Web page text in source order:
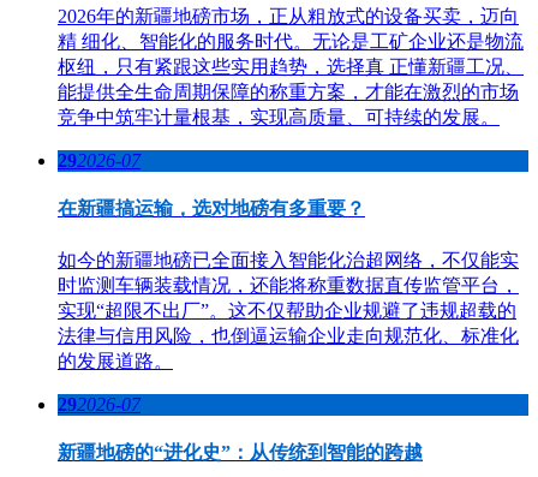
2026年的新疆地磅市场，正从粗放式的设备买卖，迈向
精 细化、智能化的服务时代。无论是工矿企业还是物流
枢纽，只有紧跟这些实用趋势，选择真 正懂新疆工况、
能提供全生命周期保障的称重方案，才能在激烈的市场
竞争中筑牢计量根基，实现高质量、可持续的发展。
292026-07
在新疆搞运输，选对地磅有多重要？
如今的新疆地磅已全面接入智能化治超网络，不仅能实
时监测车辆装载情况，还能将称重数据直传监管平台，
实现“超限不出厂”。这不仅帮助企业规避了违规超载的
法律与信用风险，也倒逼运输企业走向规范化、标准化
的发展道路。
292026-07
新疆地磅的“进化史”：从传统到智能的跨越